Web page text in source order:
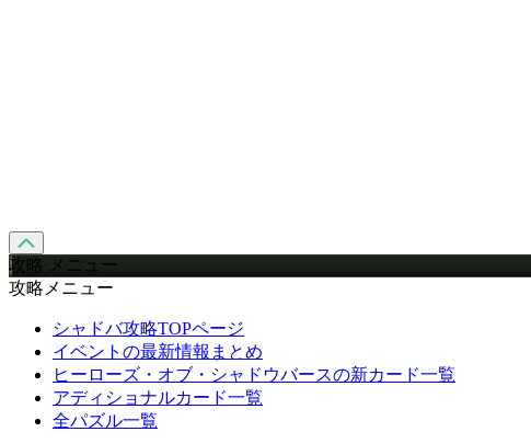
攻略 メニュー
攻略メニュー
シャドバ攻略TOPページ
イベントの最新情報まとめ
ヒーローズ・オブ・シャドウバースの新カード一覧
アディショナルカード一覧
全パズル一覧